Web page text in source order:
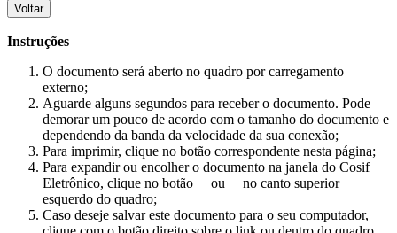
Voltar
Instruções
O documento será aberto no quadro por carregamento
externo;
Aguarde alguns segundos para receber o documento. Pode
demorar um pouco de acordo com o tamanho do documento e
dependendo da banda da velocidade da sua conexão;
Para imprimir, clique no botão correspondente nesta página;
Para expandir ou encolher o documento na janela do Cosif
Eletrônico, clique no botão
ou
no canto superior
esquerdo do quadro;
Caso deseje salvar este documento para o seu computador,